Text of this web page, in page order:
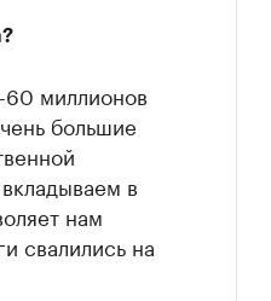
60 миллионов
большие
в
нам
свалились на